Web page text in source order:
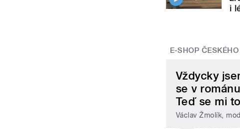
i
E-SHOP
Vždycky
se v
Teď se mi
Václav Žmolík,